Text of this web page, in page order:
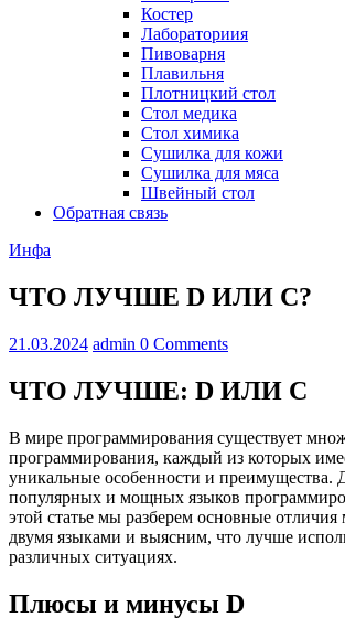
Костер
Лабораториия
Пивоварня
Плавильня
Плотницкий стол
Стол медика
Стол химика
Сушилка для кожи
Сушилка для мяса
Швейный стол
Обратная связь
Инфа
ЧТО ЛУЧШЕ D ИЛИ C?
21.03.2024 admin 0 Comments
ЧТО ЛУЧШЕ: D ИЛИ C
В мире программирования существует
программирования, каждый из которых
уникальные особенности и преимущества.
популярных и мощных языков
этой статье мы разберем основные
двумя языками и выясним, что лучше
различных ситуациях.
Плюсы и минусы D